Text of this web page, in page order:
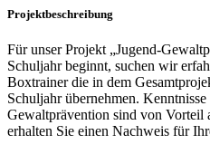
Projektbeschreibung
Für unser Projekt „Jugend-
Schuljahr beginnt, suchen wir
Boxtrainer die in dem
Schuljahr übernehmen.
Gewaltprävention sind von Vorteil
erhalten Sie einen Nachweis für